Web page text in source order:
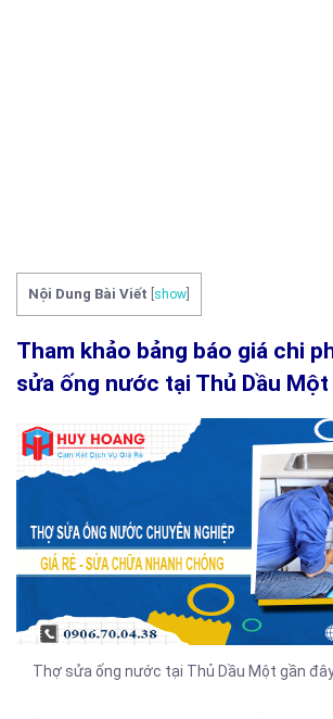
Nội Dung Bài Viết show
Tham khảo bảng báo giá chi
sửa ống nước tại Thủ Dầu Một
Thợ sửa ống nước tại Thủ Dầu Một gần